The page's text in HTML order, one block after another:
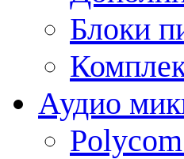
Блоки
Аудио